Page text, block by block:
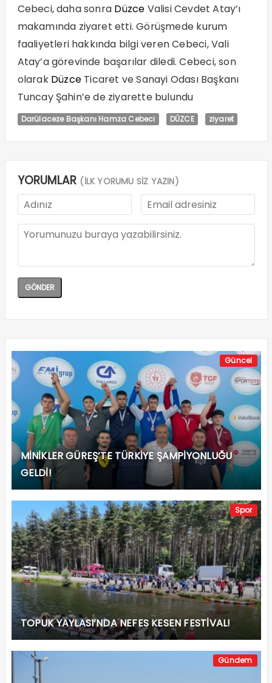
Cebeci, daha sonra Düzce Valisi Cevdet Atay’ı
makamında ziyaret etti. Görüşmede kurum
faaliyetleri hakkında bilgi veren Cebeci, Vali
Atay’a görevinde başarılar diledi. Cebeci, son
olarak DüzceTicaret ve Sanayi Odası Başkanı
Tuncay Şahin’e de ziyarette bulundu
Darülaceze Başkanı Hamza Cebeci DÜZCE ziyaret
YORUMLAR (İLK YORUMU SİZ YAZIN)
Güncel
MİNİKLER GÜREŞ’TE TÜRKİYE ŞAMPİYONLUĞU
GELDİ!
Spor
TOPUK YAYLASI’NDA NEFES KESEN FESTİVAL!
Gündem